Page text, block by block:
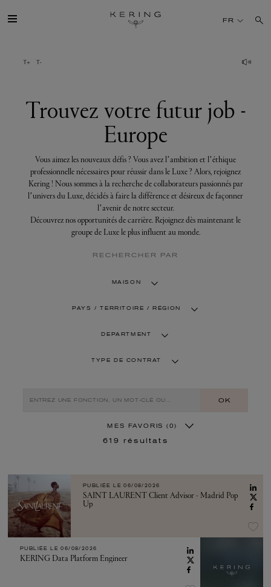
votre
futur
DÉV. DURABLE
FINANCE
PRESSE
FR
Trouvez votre futur job -
Europe
Vous aimez les nouveaux défis ? Vous avez l’ambition et l’éthique
professionnelle nécessaires pour réussir dans le Luxe ? Alors, rejoignez
Kering ! Nous sommes à la recherche de collaborateurs passionnés par
l’univers du Luxe, décidés à faire la différence et désireux de façonner
l’avenir de notre secteur.
Découvrez nos opportunités de carrière. Rejoignez dès maintenant le
groupe de Luxe le plus influent au monde.
RECHERCHER PAR
MAISON
PAYS / TERRITOIRE / RÉGION
DEPARTMENT
TYPE DE CONTRAT
OK
MES FAVORIS (0)
619 résultats
PUBLIÉE LE 06/08/2026
SAINT LAURENT Client Advisor - Madrid Pop
Up
PUBLIÉE LE 06/08/2026
KERING Data Platform Engineer